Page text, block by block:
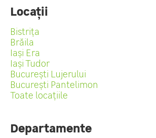
Locații
Bistrița
Brăila
Iași Era
Iași Tudor
București Lujerului
București Pantelimon
Toate locațiile
Departamente